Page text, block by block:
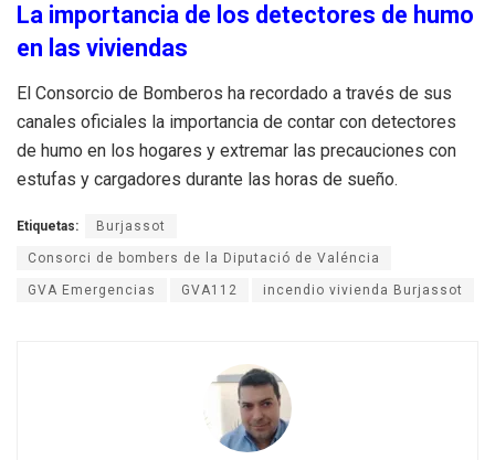
La importancia de los detectores de humo
en las viviendas
El Consorcio de Bomberos ha recordado a través de sus
canales oficiales la importancia de contar con detectores
de humo en los hogares y extremar las precauciones con
estufas y cargadores durante las horas de sueño.
Etiquetas: Burjassot
Consorci de bombers de la Diputació de Valéncia
GVA Emergencias GVA112 incendio vivienda Burjassot